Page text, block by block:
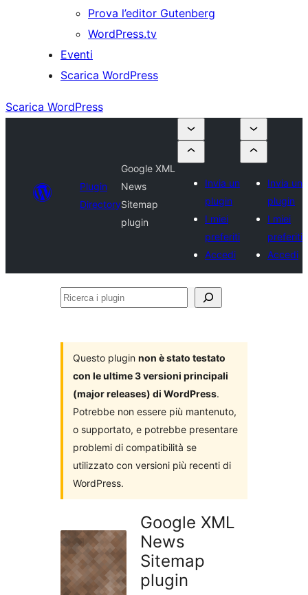
Prova l’editor Gutenberg
WordPress.tv
Eventi
Scarica WordPress
Scarica WordPress
Plugin
Directory
Google XML
News
Sitemap
plugin
Invia un
plugin
I miei
preferiti
Accedi
Invia un
plugin
I miei
preferiti
Accedi
Ricerca
Questo plugin non è stato testato
con le ultime 3 versioni principali
(major releases) di WordPress.
Potrebbe non essere più mantenuto,
o supportato, e potrebbe presentare
problemi di compatibilità se
utilizzato con versioni più recenti di
WordPress.
Google XML
News
Sitemap
plugin